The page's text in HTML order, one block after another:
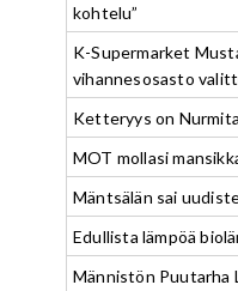
kohtelu”
K-Supermarket
vihannesosasto
Ketteryys on
MOT mollasi
Mäntsälän sai
Edullista lämpöä
Männistön Puutarha